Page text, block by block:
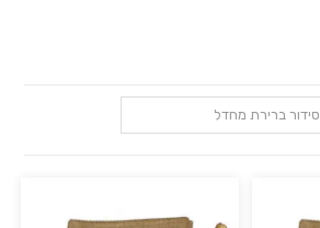
סידור ברירת מחדל